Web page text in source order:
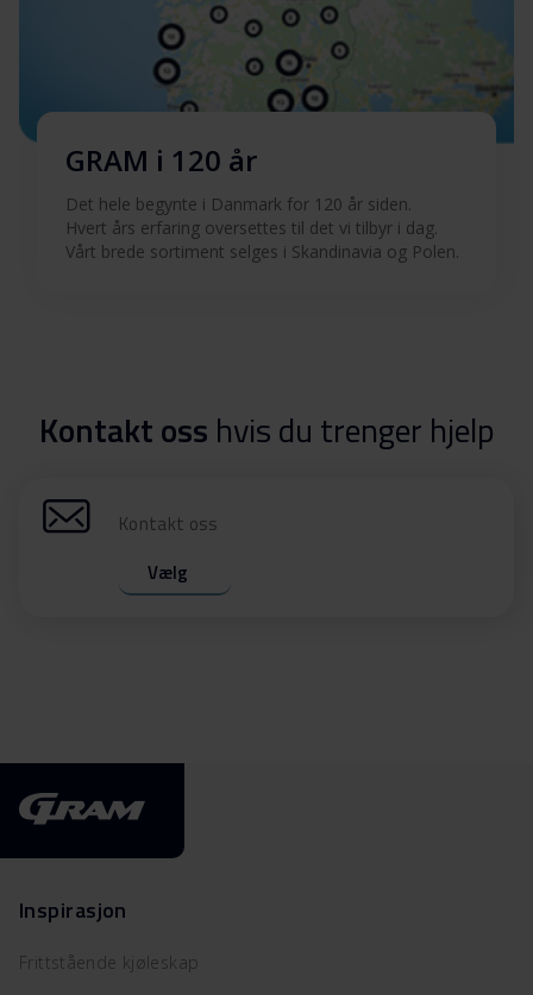
GRAM i 120 år
Det hele begynte i Danmark for 120 år siden.
Hvert års erfaring oversettes til det vi tilbyr i dag.
Vårt brede sortiment selges i Skandinavia og Polen.
Kontakt oss hvis du trenger hjelp
Kontakt oss
Vælg
Inspirasjon
Frittstående kjøleskap